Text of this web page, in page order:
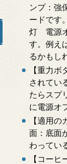
ンプ：強
ードです
灯 電源
す。例え
るかもし
【重力
されてい
たらスプ
に電源オ
【適用
面：底面
わってい
【コー